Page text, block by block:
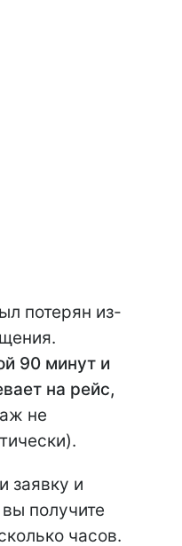
потерян из-
90 минут и
на рейс,
не
заявку и
получите
часов.